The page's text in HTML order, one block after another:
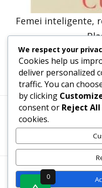
Femei inteligente,
Termeni, Condiții &
WWW.RECENZII-
REZERVATE
We respect your
Cookies help us
deliver personalized
traffic. You can
by clicking
consent or Reject All
cookies.
0